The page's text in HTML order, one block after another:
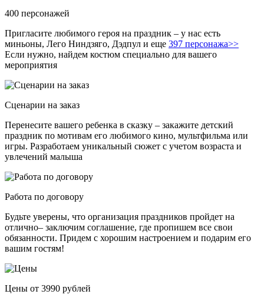
400 персонажей
Пригласите любимого героя на праздник – у нас есть
миньоны, Лего Ниндзяго, Дэдпул и еще 397 персонажа>>
Если нужно, найдем костюм специально для вашего
мероприятия
Сценарии на заказ
Перенесите вашего ребенка в сказку – закажите детский
праздник по мотивам его любимого кино, мультфильма или
игры. Разработаем уникальный сюжет с учетом возраста и
увлечений малыша
Работа по договору
Будьте уверены, что организация праздников пройдет на
отлично– заключим соглашение, где пропишем все свои
обязанности. Придем с хорошим настроением и подарим его
вашим гостям!
Цены от 3990 рублей